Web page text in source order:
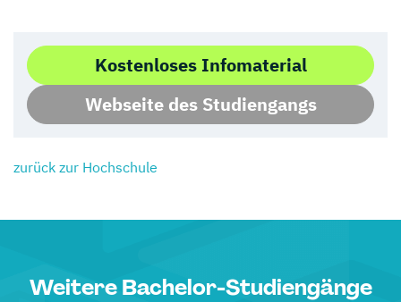
Kostenloses Infomaterial
Webseite des Studiengangs
zurück zur Hochschule
Weitere Bachelor-Studiengänge